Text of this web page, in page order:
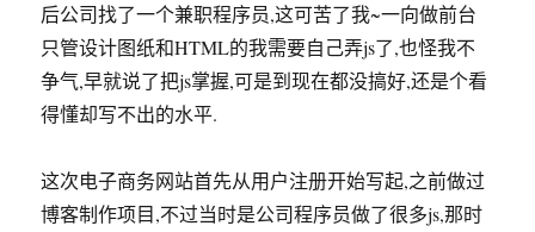
后公司找了一个兼职程序员,这可苦了我~一向做前台
只管设计图纸和HTML的我需要自己弄js了,也怪我不
争气,早就说了把js掌握,可是到现在都没搞好,还是个看
得懂却写不出的水平.
这次电子商务网站首先从用户注册开始写起,之前做过
博客制作项目,不过当时是公司程序员做了很多js,那时